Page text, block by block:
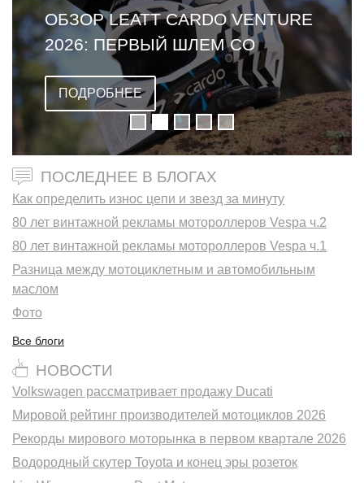
ОБЗОР LEATT CARDO VENTURE
2026: ПЕРВЫЙ ШЛЕМ СО
ВСТРОЕННОЙ ГАРНИТУРОЙ
ПОДРОБНЕЕ
ПОСЛЕДНЕЕ В БЛОГАХ
Как определить износ цепи и звезд за минуту
80 лет винтажной рекламы мотороллеров Vespa ч.2
80 лет винтажной рекламы мотороллеров Vespa ч.1
Разница между мотоциклетным и автомобильным
маслом
Фото
Все блоги
НОВОСТИ
Volkswagen рассматривает продажу Ducati
Мировой рейтинг производителей мотоциклов 2026
Рекорды мирового моторынка в первом квартале 2026
Водородный скутер Toyota и конец эры розеток